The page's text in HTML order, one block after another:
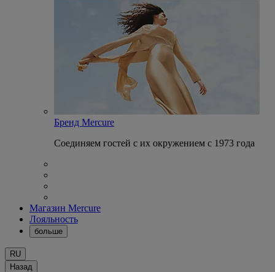
Бренд Mercure
Соединяем гостей с их окружением с 1973 года
Магазин Mercure
Лояльность
больше
RU
Назад